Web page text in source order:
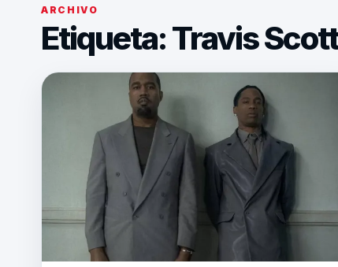
ARCHIVO
Etiqueta:Travis Scott